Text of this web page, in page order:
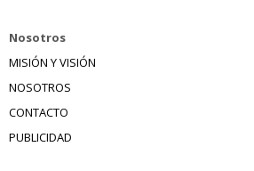
Nosotros
MISIÓN Y VISIÓN
NOSOTROS
CONTACTO
PUBLICIDAD